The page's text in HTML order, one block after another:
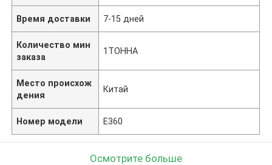
Время доставки 7-15 дней
Количество мин
заказа
1ТОННА
Место происхож
дения
Китай
Номер модели Е360
Осмотрите больше